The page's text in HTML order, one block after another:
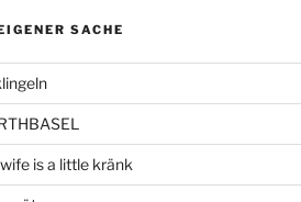
SACHE
is a little kränk